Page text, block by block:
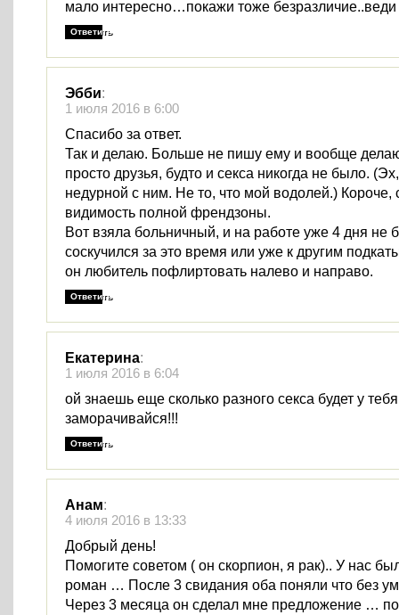
мало интересно…покажи тоже безразличие..веди
Ответить
Эбби:
1 июля 2016 в 6:00
Спасибо за ответ.
Так и делаю. Больше не пишу ему и вообще
просто друзья, будто и секса никогда не было.
недурной с ним. Не то, что мой водолей.) Короче,
видимость полной френдзоны.
Вот взяла больничный, и на работе уже 4 дня не
соскучился за это время или уже к другим
он любитель пофлиртовать налево и направо.
Ответить
Екатерина:
1 июля 2016 в 6:04
ой знаешь еще сколько разного секса будет у
заморачивайся!!!
Ответить
Анам:
4 июля 2016 в 13:33
Добрый день!
Помогите советом ( он скорпион, я рак).. У нас
роман … После 3 свидания оба поняли что без
Через 3 месяца он сделал мне предложение …